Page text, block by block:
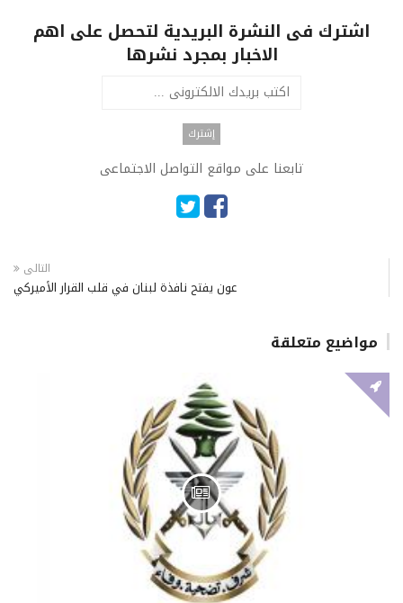
اشترك فى النشرة البريدية لتحصل على اهم
الاخبار بمجرد نشرها
تابعنا على مواقع التواصل الاجتماعى
التالى
عون يفتح نافذة لبنان في قلب القرار الأميركي
مواضيع متعلقة